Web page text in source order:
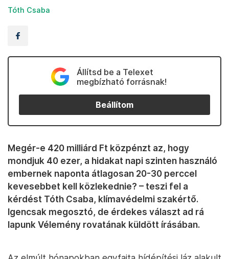
Tóth Csaba
Állítsd be a Telexet
megbízható forrásnak!
Beállítom
Megér-e 420 milliárd Ft közpénzt az, hogy
mondjuk 40 ezer, a hidakat napi szinten használó
embernek naponta átlagosan 20-30 perccel
kevesebbet kell közlekednie? – teszi fel a
kérdést Tóth Csaba, klímavédelmi szakértő.
Igencsak megosztó, de érdekes választ ad rá
lapunk Vélemény rovatának küldött írásában.